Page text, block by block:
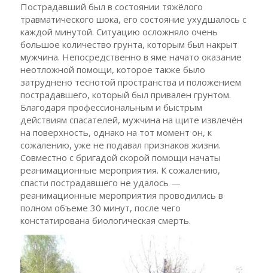
Пострадавший был в состоянии тяжёлого
травматического шока, его состояние ухудшалось с
каждой минутой. Ситуацию осложняло очень
большое количество грунта, которым был накрыт
мужчина. Непосредственно в яме начато оказание
неотложной помощи, которое также было
затруднено теснотой пространства и положением
пострадавшего, который был привален грунтом.
Благодаря профессиональным и быстрым
действиям спасателей, мужчина на щите извлечён
на поверхность, однако на тот момент он, к
сожалению, уже не подавал признаков жизни.
Совместно с бригадой скорой помощи начаты
реанимационные мероприятия. К сожалению,
спасти пострадавшего не удалось —
реанимационные мероприятия проводились в
полном объеме 30 минут, после чего
констатирована биологическая смерть.